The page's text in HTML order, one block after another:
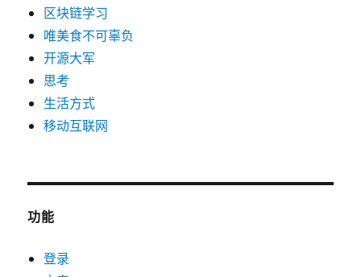
区块链学习
唯美食不可辜负
开源大军
思考
生活方式
移动互联网
功能
登录